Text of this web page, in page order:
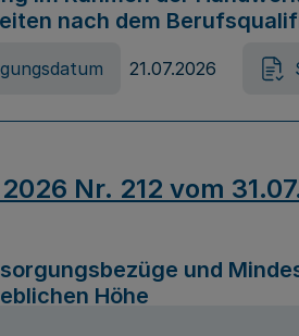
nach dem
21.07.2026
Nr. 212 vom
und
Höhe